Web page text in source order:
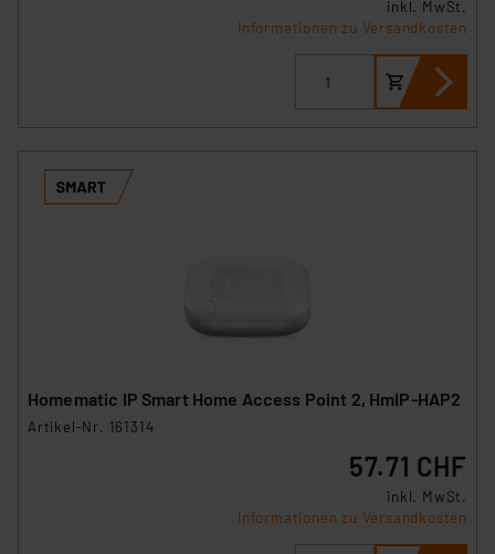
inkl. MwSt.
Informationen zu Versandkosten
Homematic IP Smart Home Access Point 2, HmIP-HAP2
Artikel-Nr. 161314
57.71 CHF
inkl. MwSt.
Informationen zu Versandkosten